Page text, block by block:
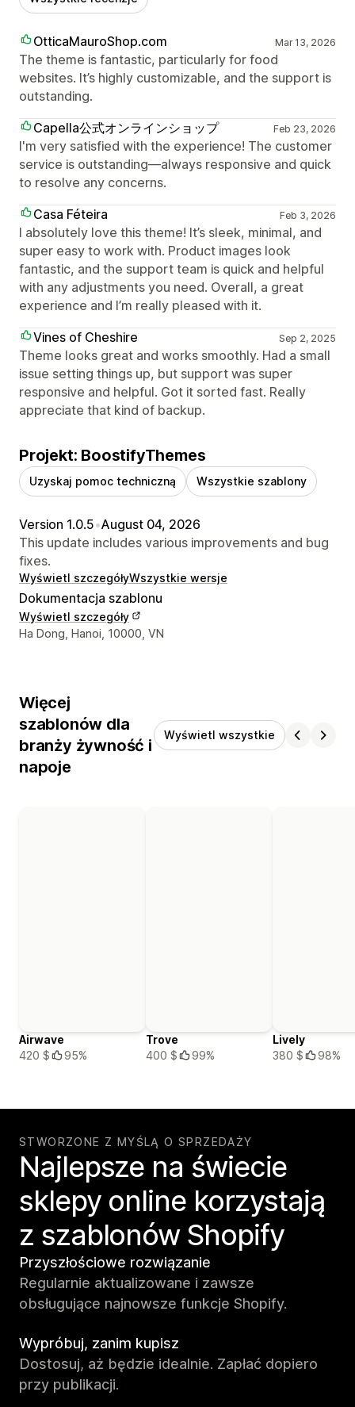
OtticaMauroShop.com Mar 13, 2026
The theme is fantastic, particularly for food
websites. It’s highly customizable, and the support is
outstanding.
Capella公式オンラインショップ
Feb 23, 2026
I'm very satisfied with the experience! The customer
service is outstanding—always responsive and quick
to resolve any concerns.
Casa Féteira
Feb 3, 2026
I absolutely love this theme! It’s sleek, minimal, and
super easy to work with. Product images look
fantastic, and the support team is quick and helpful
with any adjustments you need. Overall, a great
experience and I’m really pleased with it.
Vines of Cheshire
Sep 2, 2025
Theme looks great and works smoothly. Had a small
issue setting things up, but support was super
responsive and helpful. Got it sorted fast. Really
appreciate that kind of backup.
Projekt: BoostifyThemes
Uzyskaj pomoc techniczną Wszystkie szablony
Version 1.0.5•August 04, 2026
This update includes various improvements and bug
fixes.
Wyświetl szczegółyWszystkie wersje
Dokumentacja szablonu
Wyświetl szczegóły
Dane kontaktowe projektanta
Ha Dong, Hanoi, 10000, VN
Więcej
szablonów dla
branży żywność i
napoje
Wyświetl wszystkie
Airwave
420 $
95%
Trove
400 $
99%
Lively
380 $
98%
STWORZONE Z MYŚLĄ O SPRZEDAŻY
Najlepsze na świecie
sklepy online korzystają
z szablonów Shopify
Przyszłościowe rozwiązanie
Regularnie aktualizowane i zawsze
obsługujące najnowsze funkcje Shopify.
Wypróbuj, zanim kupisz
Dostosuj, aż będzie idealnie. Zapłać dopiero
przy publikacji.